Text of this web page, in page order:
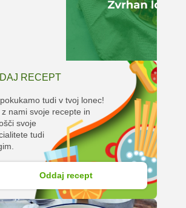
RECEPT
tudi v tvoj lonec!
z nami svoje recepte in
svoje
tudi
Oddaj recept